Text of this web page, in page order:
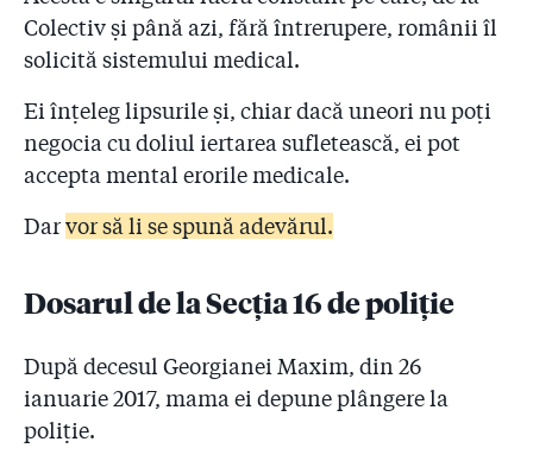
Colectiv și până azi, fără întrerupere, românii îl
solicită sistemului medical.
Ei înțeleg lipsurile și, chiar dacă uneori nu poți
negocia cu doliul iertarea sufletească, ei pot
accepta mental erorile medicale.
Darvor să li se spună adevărul.
Dosarul de la Secția 16 de poliție
După decesul Georgianei Maxim, din 26
ianuarie 2017, mama ei depune plângere la
poliție.